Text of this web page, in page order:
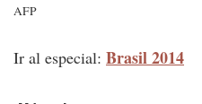
AFP
Ir al especial: Brasil 2014